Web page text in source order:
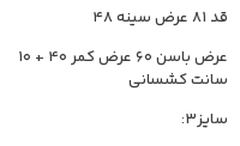
قد ۸۱ عرض سینه ۴۸
عرض باسن ۶۰ عرض کمر ۴۰ + ۱۰
سانت کشسانی
سایز۳: